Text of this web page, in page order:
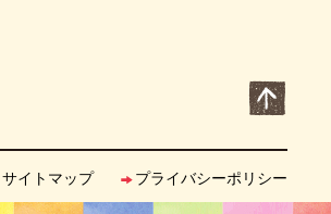
サイトマップ プライバシーポリシー